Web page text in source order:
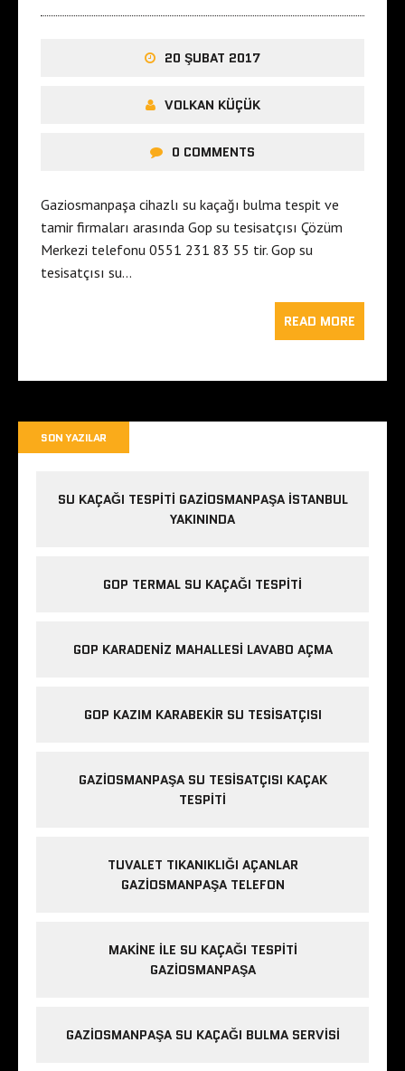
20 ŞUBAT 2017
VOLKAN KÜÇÜK
0 COMMENTS
Gaziosmanpaşa cihazlı su kaçağı bulma tespit ve
tamir firmaları arasında Gop su tesisatçısı Çözüm
Merkezi telefonu 0551 231 83 55 tir. Gop su
tesisatçısı su…
READ MORE
SON YAZILAR
SU KAÇAĞI TESPITI GAZIOSMANPAŞA ISTANBUL
YAKININDA
GOP TERMAL SU KAÇAĞI TESPITI
GOP KARADENIZ MAHALLESI LAVABO AÇMA
GOP KAZIM KARABEKIR SU TESISATÇISI
GAZIOSMANPAŞA SU TESISATÇISI KAÇAK
TESPITI
TUVALET TIKANIKLIĞI AÇANLAR
GAZIOSMANPAŞA TELEFON
MAKINE ILE SU KAÇAĞI TESPITI
GAZIOSMANPAŞA
GAZIOSMANPAŞA SU KAÇAĞI BULMA SERVISI